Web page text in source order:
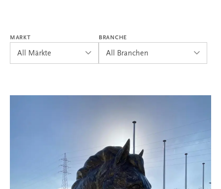
MARKT BRANCHE